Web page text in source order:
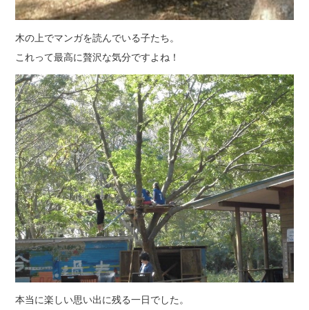
木の上でマンガを読んでいる子たち。
これって最高に贅沢な気分ですよね！
本当に楽しい思い出に残る一日でした。